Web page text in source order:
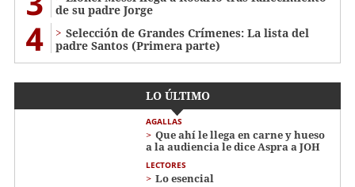
de su padre Jorge
4
Selección de Grandes Crímenes: La lista del
padre Santos (Primera parte)
LO ÚLTIMO
AGALLAS
Que ahí le llega en carne y hueso
a la audiencia le dice Aspra a JOH
LECTORES
Lo esencial